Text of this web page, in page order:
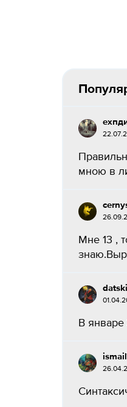
мною в
Мне 13 ,
В январе